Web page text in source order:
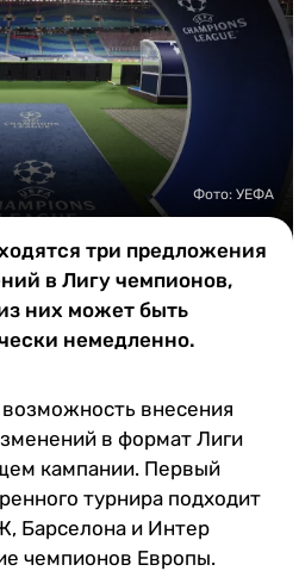
ЧЕ-2028
Букмекеры
Казино
Фото: УЕФА
три предложения
в Лигу чемпионов,
них может быть
немедленно.
внесения
в формат Лиги
кампании. Первый
турнира подходит
Барселона и Интер
чемпионов Европы.